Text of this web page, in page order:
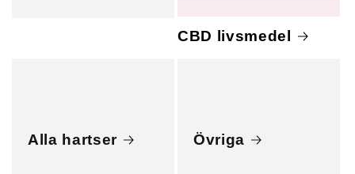
CBD livsmedel
Alla hartser Övriga